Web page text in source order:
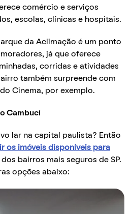
comércio e serviços
escolas, clínicas e hospitais.
da Aclimação é um ponto
já que oferece
corridas e atividades
também surpreende com
Cinema, por exemplo.
Cambuci
lar na capital paulista? Então
os imóveis disponíveis para
dos bairros mais seguros de SP.
opções abaixo: